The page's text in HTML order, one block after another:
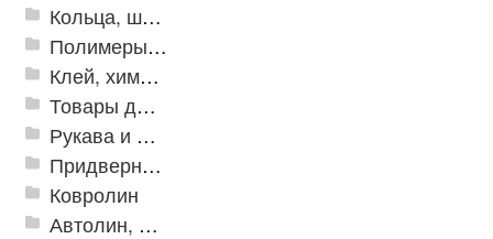
Кольца, шайбы, манжеты
Полимеры и пластики
Клей, химия, сопутствующие товары
Товары для дома
Рукава и шланги промышленные
Придверные решетки
Ковролин
Автолин, Транслин, Линолеум